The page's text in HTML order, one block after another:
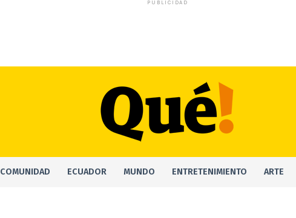
PUBLICIDAD
COMUNIDAD ECUADOR MUNDO ENTRETENIMIENTO ARTE